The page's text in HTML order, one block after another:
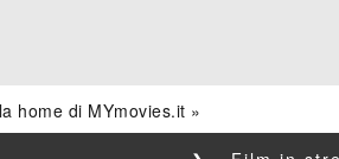
home di MYmovies.it »